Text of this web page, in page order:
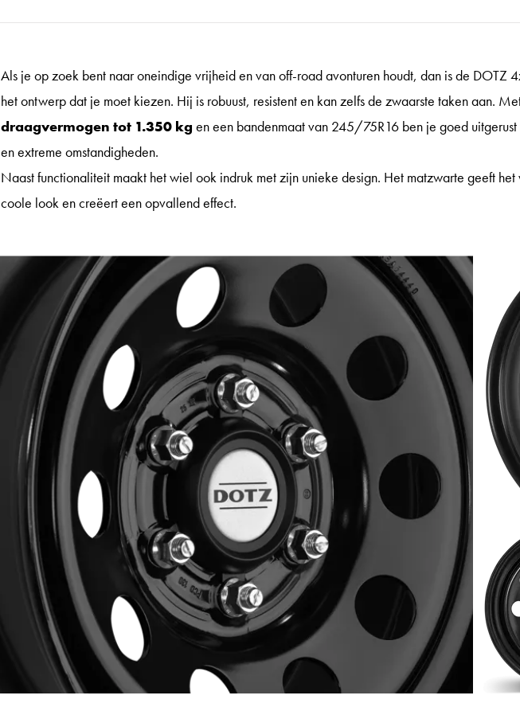
Als je op zoek bent naar oneindige vrijheid en van off-road avonturen houdt, dan is de DOTZ
het ontwerp dat je moet kiezen. Hij is robuust, resistent en kan zelfs de zwaarste taken aan.
draagvermogen tot 1.350 kg en een bandenmaat van 245/75R16 ben je goed
en extreme omstandigheden.
Naast functionaliteit maakt het wiel ook indruk met zijn unieke design. Het matzwarte geeft
coole look en creëert een opvallend effect.